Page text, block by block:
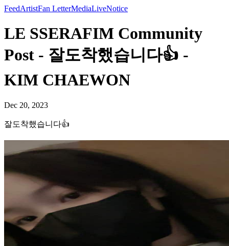
FeedArtistFan LetterMediaLiveNotice
LE SSERAFIM Community
Post - 잘도착했습니다👍 -
KIM CHAEWON
Dec 20, 2023
잘도착했습니다👍